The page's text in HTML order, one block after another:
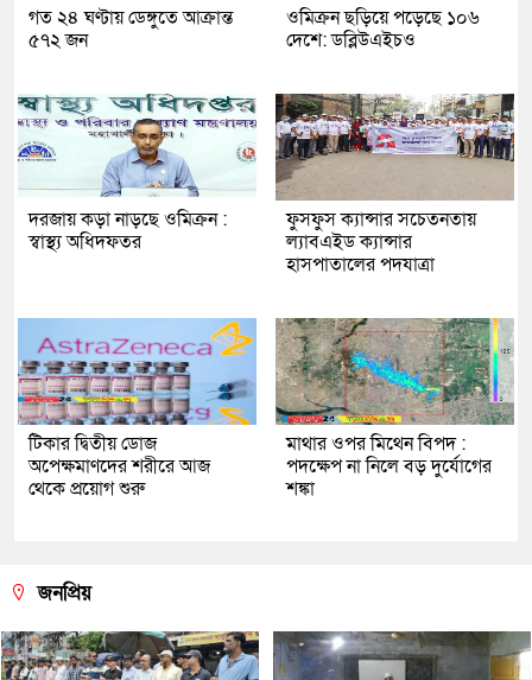
গত ২৪ ঘণ্টায় ডেঙ্গুতে আক্রান্ত
৫৭২ জন
ওমিক্রন ছড়িয়ে পড়েছে ১০৬
দেশে: ডব্লিউএইচও
দরজায় কড়া নাড়ছে ওমিক্রন :
স্বাস্থ্য অধিদফতর
ফুসফুস ক্যান্সার সচেতনতায়
ল্যাবএইড ক্যান্সার
হাসপাতালের পদযাত্রা
টিকার দ্বিতীয় ডোজ
অপেক্ষমাণদের শরীরে আজ
থেকে প্রয়োগ শুরু
মাথার ওপর মিথেন বিপদ :
পদক্ষেপ না নিলে বড় দুর্যোগের
শঙ্কা
জনপ্রিয়